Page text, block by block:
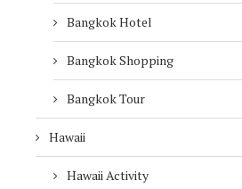
Bangkok Hotel
Bangkok Shopping
Bangkok Tour
Hawaii
Hawaii Activity